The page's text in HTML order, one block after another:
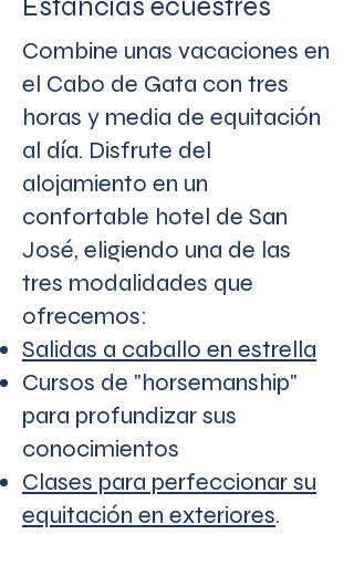
Estancias ecuestres
Combine unas vacaciones en
el Cabo de Gata con tres
horas y media de equitación
al día. Disfrute del
alojamiento en un
confortable hotel de San
José, eligiendo una de las
tres modalidades que
ofrecemos:
Salidas a caballo en estrella
Cursos de "horsemanship"
para profundizar sus
conocimientos
Clases para perfeccionar su
equitación en exteriores.